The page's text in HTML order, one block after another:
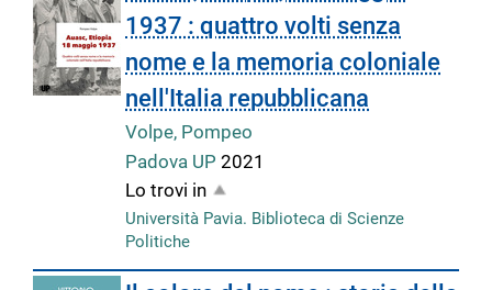
1937 : quattro volti senza
nome e la memoria coloniale
nell'Italia repubblicana
Volpe, Pompeo
Padova UP2021
Lo trovi in
Università Pavia. Biblioteca di Scienze
Politiche